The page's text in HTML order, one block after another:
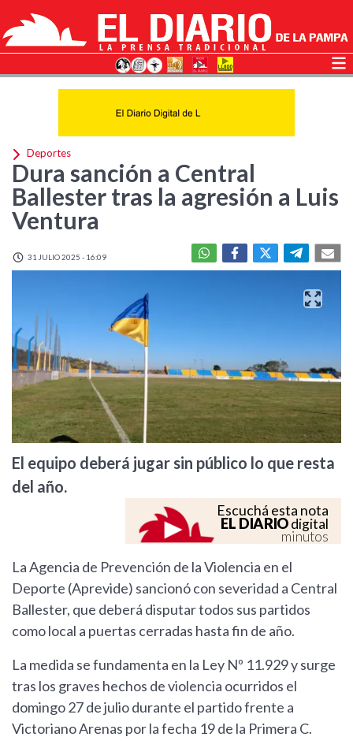
Deportes
Dura sanción a Central
Ballester tras la agresión a Luis
Ventura
31 JULIO 2025 - 16:09
El equipo deberá jugar sin público lo que resta
del año.
Escuchá esta nota
EL DIARIOdigital
minutos
La Agencia de Prevención de la Violencia en el
Deporte (Aprevide) sancionó con severidad a Central
Ballester, que deberá disputar todos sus partidos
como local a puertas cerradas hasta fin de año.
La medida se fundamenta en la Ley Nº 11.929 y surge
tras los graves hechos de violencia ocurridos el
domingo 27 de julio durante el partido frente a
Victoriano Arenas por la fecha 19 de la Primera C.